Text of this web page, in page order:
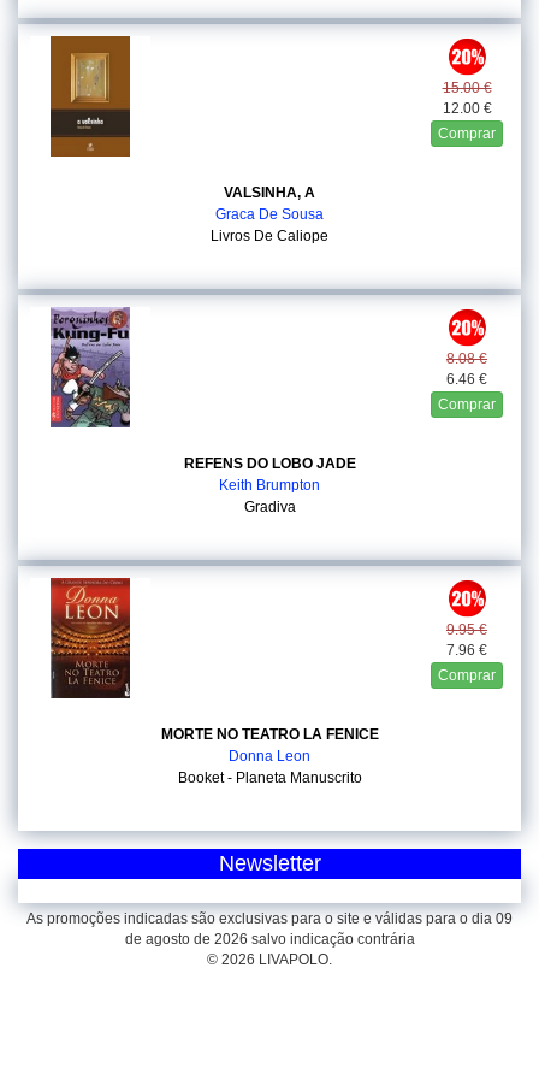
15.00 €
12.00 €
Comprar
VALSINHA, A
Graca De Sousa
Livros De Caliope
8.08 €
6.46 €
Comprar
REFENS DO LOBO JADE
Keith Brumpton
Gradiva
9.95 €
7.96 €
Comprar
MORTE NO TEATRO LA FENICE
Donna Leon
Booket - Planeta Manuscrito
Newsletter
As promoções indicadas são exclusivas para o site e válidas para o dia 09
de agosto de 2026 salvo indicação contrária
© 2026 LIVAPOLO.